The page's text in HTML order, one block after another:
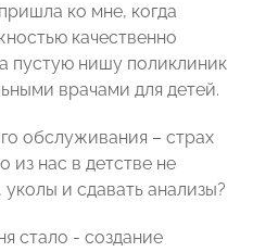
ко мне, когда
качественно
пустую нишу поликлиник
врачами для детей.
обслуживания – страх
из нас в детстве не
и сдавать анализы?
стало - создание